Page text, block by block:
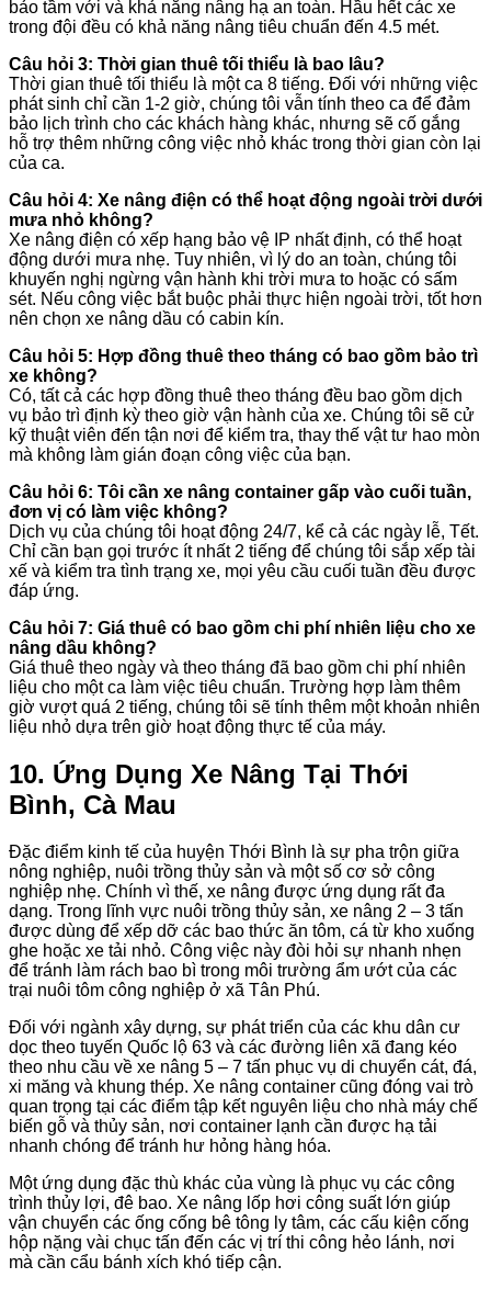
bảo tầm với và khả năng nâng hạ an toàn. Hầu hết các xe
trong đội đều có khả năng nâng tiêu chuẩn đến 4.5 mét.
Câu hỏi 3: Thời gian thuê tối thiểu là bao lâu?
Thời gian thuê tối thiểu là một ca 8 tiếng. Đối với những việc
phát sinh chỉ cần 1-2 giờ, chúng tôi vẫn tính theo ca để đảm
bảo lịch trình cho các khách hàng khác, nhưng sẽ cố gắng
hỗ trợ thêm những công việc nhỏ khác trong thời gian còn lại
của ca.
Câu hỏi 4: Xe nâng điện có thể hoạt động ngoài trời dưới
mưa nhỏ không?
Xe nâng điện có xếp hạng bảo vệ IP nhất định, có thể hoạt
động dưới mưa nhẹ. Tuy nhiên, vì lý do an toàn, chúng tôi
khuyến nghị ngừng vận hành khi trời mưa to hoặc có sấm
sét. Nếu công việc bắt buộc phải thực hiện ngoài trời, tốt hơn
nên chọn xe nâng dầu có cabin kín.
Câu hỏi 5: Hợp đồng thuê theo tháng có bao gồm bảo trì
xe không?
Có, tất cả các hợp đồng thuê theo tháng đều bao gồm dịch
vụ bảo trì định kỳ theo giờ vận hành của xe. Chúng tôi sẽ cử
kỹ thuật viên đến tận nơi để kiểm tra, thay thế vật tư hao mòn
mà không làm gián đoạn công việc của bạn.
Câu hỏi 6: Tôi cần xe nâng container gấp vào cuối tuần,
đơn vị có làm việc không?
Dịch vụ của chúng tôi hoạt động 24/7, kể cả các ngày lễ, Tết.
Chỉ cần bạn gọi trước ít nhất 2 tiếng để chúng tôi sắp xếp tài
xế và kiểm tra tình trạng xe, mọi yêu cầu cuối tuần đều được
đáp ứng.
Câu hỏi 7: Giá thuê có bao gồm chi phí nhiên liệu cho xe
nâng dầu không?
Giá thuê theo ngày và theo tháng đã bao gồm chi phí nhiên
liệu cho một ca làm việc tiêu chuẩn. Trường hợp làm thêm
giờ vượt quá 2 tiếng, chúng tôi sẽ tính thêm một khoản nhiên
liệu nhỏ dựa trên giờ hoạt động thực tế của máy.
10. Ứng Dụng Xe Nâng Tại Thới
Bình, Cà Mau
Đặc điểm kinh tế của huyện Thới Bình là sự pha trộn giữa
nông nghiệp, nuôi trồng thủy sản và một số cơ sở công
nghiệp nhẹ. Chính vì thế, xe nâng được ứng dụng rất đa
dạng. Trong lĩnh vực nuôi trồng thủy sản, xe nâng 2 – 3 tấn
được dùng để xếp dỡ các bao thức ăn tôm, cá từ kho xuống
ghe hoặc xe tải nhỏ. Công việc này đòi hỏi sự nhanh nhẹn
để tránh làm rách bao bì trong môi trường ẩm ướt của các
trại nuôi tôm công nghiệp ở xã Tân Phú.
Đối với ngành xây dựng, sự phát triển của các khu dân cư
dọc theo tuyến Quốc lộ 63 và các đường liên xã đang kéo
theo nhu cầu về xe nâng 5 – 7 tấn phục vụ di chuyển cát, đá,
xi măng và khung thép. Xe nâng container cũng đóng vai trò
quan trọng tại các điểm tập kết nguyên liệu cho nhà máy chế
biến gỗ và thủy sản, nơi container lạnh cần được hạ tải
nhanh chóng để tránh hư hỏng hàng hóa.
Một ứng dụng đặc thù khác của vùng là phục vụ các công
trình thủy lợi, đê bao. Xe nâng lốp hơi công suất lớn giúp
vận chuyển các ống cống bê tông ly tâm, các cấu kiện cống
hộp nặng vài chục tấn đến các vị trí thi công hẻo lánh, nơi
mà cần cẩu bánh xích khó tiếp cận.